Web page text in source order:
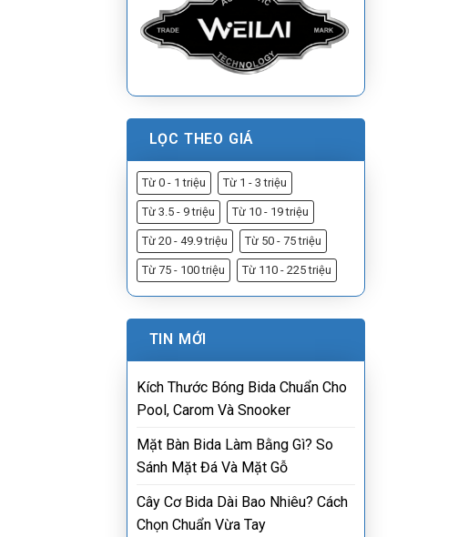
LỌC THEO GIÁ
Từ 0 - 1 triệu Từ 1 - 3 triệu
Từ 3.5 - 9 triệu Từ 10 - 19 triệu
Từ 20 - 49.9 triệu Từ 50 - 75 triệu
Từ 75 - 100 triệu Từ 110 - 225 triệu
TIN MỚI
Kích Thước Bóng Bida Chuẩn Cho
Pool, Carom Và Snooker
Mặt Bàn Bida Làm Bằng Gì? So
Sánh Mặt Đá Và Mặt Gỗ
Cây Cơ Bida Dài Bao Nhiêu? Cách
Chọn Chuẩn Vừa Tay